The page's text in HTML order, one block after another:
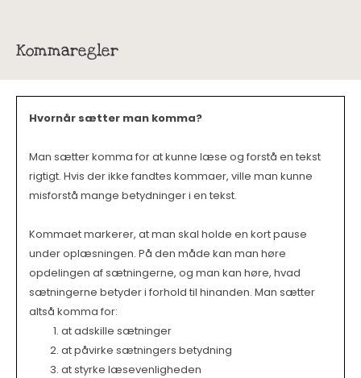
Kommaregler
Hvornår sætter man komma?
Man sætter komma for at kunne læse og forstå en tekst
rigtigt. Hvis der ikke fandtes kommaer, ville man kunne
misforstå mange betydninger i en tekst.
Kommaet markerer, at man skal holde en kort pause
under oplæsningen. På den måde kan man høre
opdelingen af sætningerne, og man kan høre, hvad
sætningerne betyder i forhold til hinanden. Man sætter
altså komma for:
at adskille sætninger
at påvirke sætningers betydning
at styrke læsevenligheden